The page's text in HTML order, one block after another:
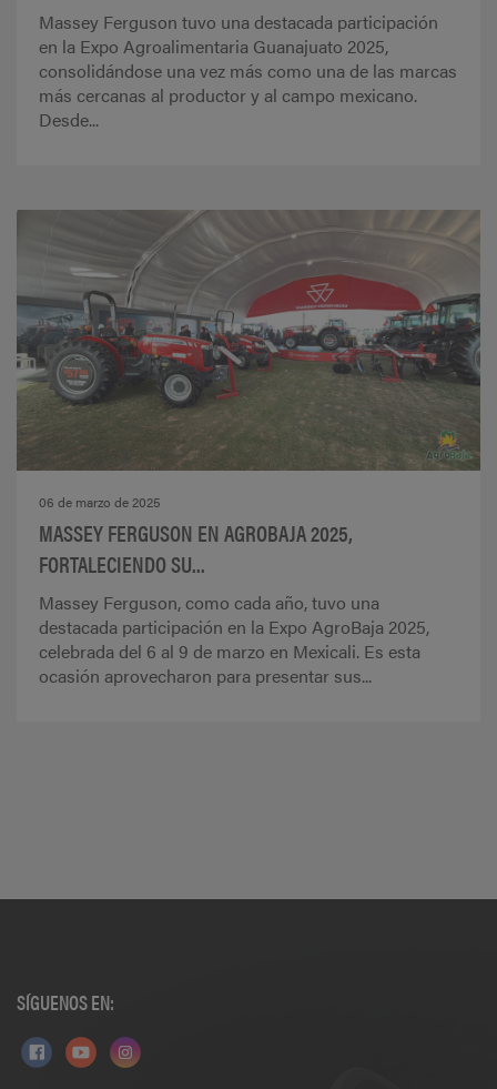
Massey Ferguson tuvo una destacada participación
en la Expo Agroalimentaria Guanajuato 2025,
consolidándose una vez más como una de las marcas
más cercanas al productor y al campo mexicano.
Desde...
06 de marzo de 2025
MASSEY FERGUSON EN AGROBAJA 2025,
FORTALECIENDO SU...
Massey Ferguson, como cada año, tuvo una
destacada participación en la Expo AgroBaja 2025,
celebrada del 6 al 9 de marzo en Mexicali. Es esta
ocasión aprovecharon para presentar sus...
SÍGUENOS EN: